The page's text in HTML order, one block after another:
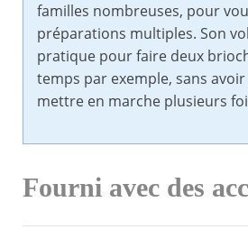
familles nombreuses, pour
préparations multiples. Son
pratique pour faire deux
temps par exemple, sans
mettre en marche plusieurs
Fourni avec des